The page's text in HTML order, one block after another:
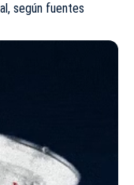
según fuentes